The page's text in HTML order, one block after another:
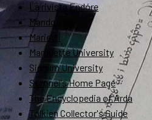
La rivista Endóre
Mandos
Marietti
Marquette University
Signum University
Soronel's Home Page
The Encyclopedia of Arda
Tolkien Collector's Guide